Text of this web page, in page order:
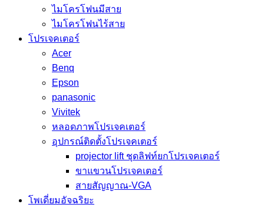
ไมโครโฟนมีสาย
ไมโครโฟนไร้สาย
โปรเจคเตอร์
Acer
Benq
Epson
panasonic
Vivitek
หลอดภาพโปรเจคเตอร์
อุปกรณ์ติดตั้งโปรเจคเตอร์
projector lift ชุดลิฟท์ยกโปรเจคเตอร์
ขาแขวนโปรเจคเตอร์
สายสัญญาณ-VGA
โพเดี่ยมอัจฉริยะ